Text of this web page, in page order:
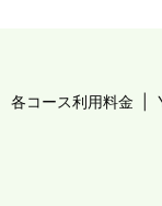
各コース利用料金